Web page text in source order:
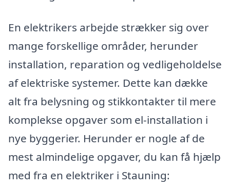
En elektrikers arbejde strækker sig over
mange forskellige områder, herunder
installation, reparation og vedligeholdelse
af elektriske systemer. Dette kan dække
alt fra belysning og stikkontakter til mere
komplekse opgaver som el-installation i
nye byggerier. Herunder er nogle af de
mest almindelige opgaver, du kan få hjælp
med fra en elektriker i Stauning: